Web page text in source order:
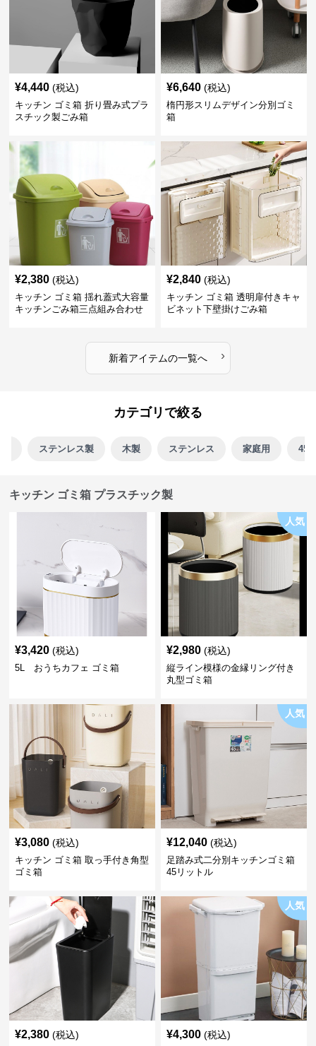
¥4,440 (税込)
キッチン ゴミ箱 折り畳み式プラ
スチック製ごみ箱
¥6,640 (税込)
楕円形スリムデザイン分別ゴミ
箱
¥2,380 (税込)
キッチン ゴミ箱 揺れ蓋式大容量
キッチンごみ箱三点組み合わせ
¥2,840 (税込)
キッチン ゴミ箱 透明扉付きキャ
ビネット下壁掛けごみ箱
新着アイテムの一覧へ ›
カテゴリで絞る
ステンレス製 木製 ステンレス 家庭用 45L
キッチン ゴミ箱 プラスチック製
¥3,420 (税込)
5L おうちカフェ ゴミ箱
人気
¥2,980 (税込)
縦ライン模様の金縁リング付き
丸型ゴミ箱
¥3,080 (税込)
キッチン ゴミ箱 取っ手付き角型
ゴミ箱
人気
¥12,040 (税込)
足踏み式二分別キッチンゴミ箱
45リットル
¥2,380 (税込)
人気
¥4,300 (税込)